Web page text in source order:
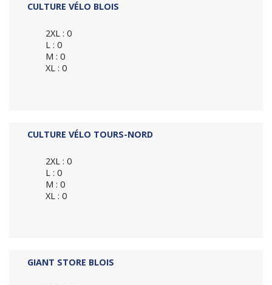
CULTURE VÉLO BLOIS
2XL : 0
L : 0
M : 0
XL : 0
CULTURE VÉLO TOURS-NORD
2XL : 0
L : 0
M : 0
XL : 0
GIANT STORE BLOIS